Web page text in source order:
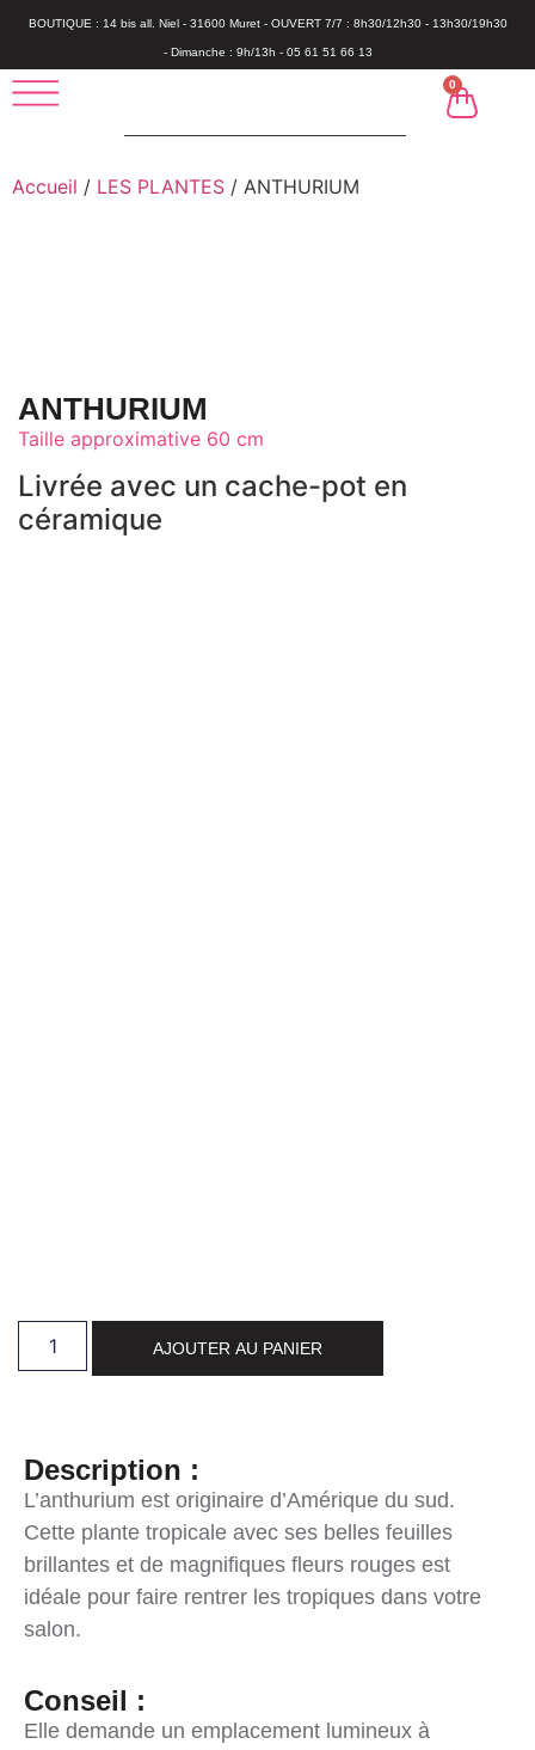
BOUTIQUE : 14 bis all. Niel - 31600 Muret - OUVERT 7/7 : 8h30/12h30 - 13h30/19h30
- Dimanche : 9h/13h - 05 61 51 66 13
0
Accueil / LES PLANTES / ANTHURIUM
ANTHURIUM
Taille approximative 60 cm
Livrée avec un cache-pot en
céramique
AJOUTER AU PANIER
Description :
L’anthurium est originaire d’Amérique du sud.
Cette plante tropicale avec ses belles feuilles
brillantes et de magnifiques fleurs rouges est
idéale pour faire rentrer les tropiques dans votre
salon.
Conseil :
Elle demande un emplacement lumineux à